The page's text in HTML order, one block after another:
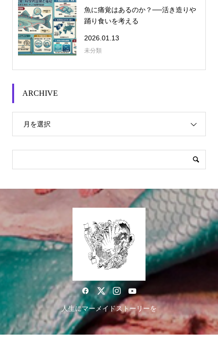
魚に痛覚はあるのか？──活き造りや
踊り食いを考える
2026.01.13
未分類
ARCHIVE
月を選択
人生にマーメイドストーリーを